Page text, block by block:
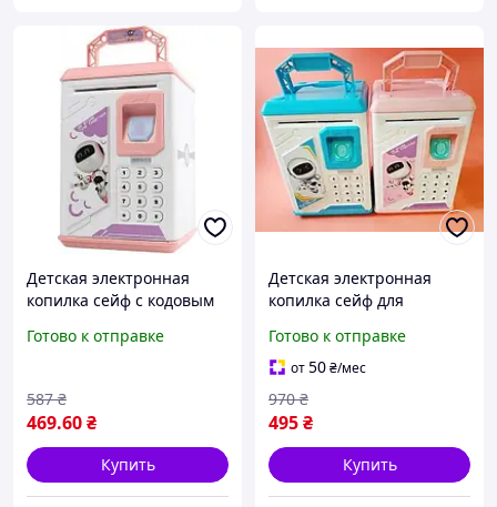
Детская электронная
копилка сейф с кодовым
пальца ROBOT
Готово к отправке
469.60₴
587 ₴
Купить
Детская электронная
копилка сейф для
Копилка для девочки.
Банкомат с кодовым
замком
Готово к отправке
от50₴/мес
495₴
970 ₴
Купить